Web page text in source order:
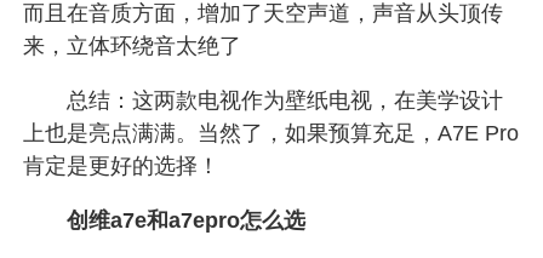
而且在音质方面，增加了天空声道，声音从头顶传
来，立体环绕音太绝了
总结：这两款电视作为壁纸电视，在美学设计
上也是亮点满满。当然了，如果预算充足，A7E Pro
肯定是更好的选择！
创维a7e和a7epro怎么选